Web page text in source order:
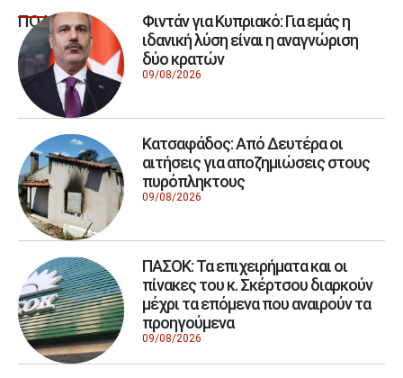
ΠΟΛΙΤΙΚΗ
Φιντάν για Κυπριακό: Για εμάς η
ιδανική λύση είναι η αναγνώριση
δύο κρατών
09/08/2026
Κατσαφάδος: Από Δευτέρα οι
αιτήσεις για αποζημιώσεις στους
πυρόπληκτους
09/08/2026
ΠΑΣΟΚ: Τα επιχειρήματα και οι
πίνακες του κ. Σκέρτσου διαρκούν
μέχρι τα επόμενα που αναιρούν τα
προηγούμενα
09/08/2026